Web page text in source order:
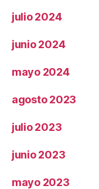
julio 2024
junio 2024
mayo 2024
agosto 2023
julio 2023
junio 2023
mayo 2023